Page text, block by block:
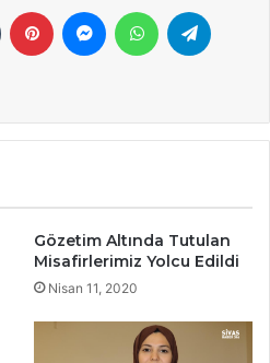
Tumblr Pinterest MessengerWhatsApp
Gözetim Altında Tutulan
Misafirlerimiz Yolcu Edildi
Nisan 11, 2020